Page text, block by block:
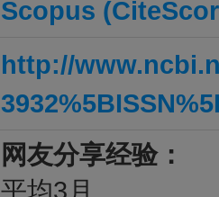
Scopus
http://
网友分享经验：
平均3月